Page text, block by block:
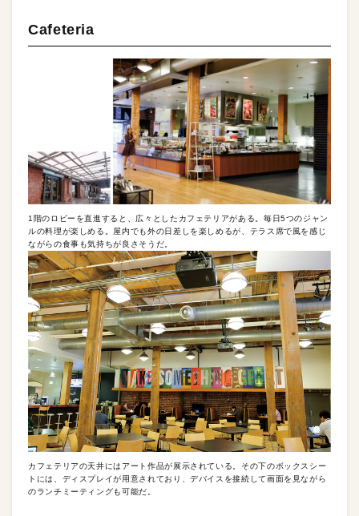
Cafeteria
1階のロビーを直進すると、広々としたカフェテリアがある。毎日5つのジャン
ルの料理が楽しめる。屋内でも外の日差しを楽しめるが、テラス席で風を感じ
ながらの食事も気持ちが良さそうだ。
カフェテリアの天井にはアート作品が展示されている。その下のボックスシー
トには、ディスプレイが用意されており、デバイスを接続して画面を見ながら
のランチミーティングも可能だ。